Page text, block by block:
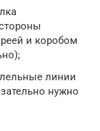
и коробом
линии
нужно